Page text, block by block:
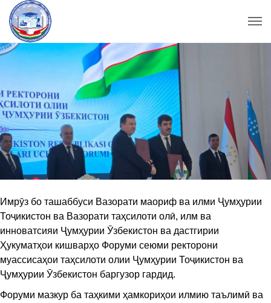
Имрӯз бо ташаббуси Вазорати маориф ва илми Ҷумҳурии
Тоҷикистон ва Вазорати таҳсилоти олӣ, илм ва
инноватсияи Ҷумҳурии Ӯзбекистон ва дастгирии
Ҳукуматҳои кишварҳо Форуми сеюми ректорони
муассисаҳои таҳсилоти олии Ҷумҳурии Тоҷикистон ва
Ҷумҳурии Ӯзбекистон баргузор гардид.
Форуми мазкур ба таҳкими ҳамкориҳои илмию таълимӣ ва